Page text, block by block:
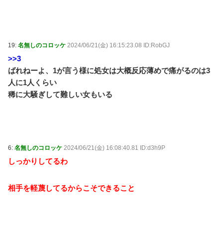
19: 名無しのコロッケ 2024/06/21(金) 16:15:23.08 ID:RobGJ
>>3
ばれねーよ、1が言う様に処女は大概反応薄めで痛がるのは3
人に1人くらい
稀に大騒ぎして難しい女もいる
6: 名無しのコロッケ 2024/06/21(金) 16:08:40.81 ID:d3h9P
しっかりしてるわ
相手を軽蔑してるからこそできること